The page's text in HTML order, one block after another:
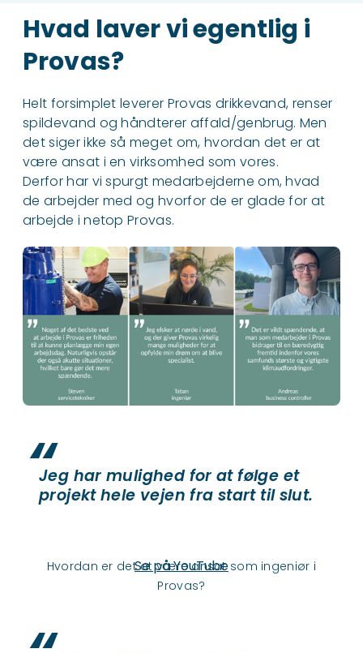
Hvad laver vi egentlig i
Provas?
Helt forsimplet leverer Provas drikkevand, renser
spildevand og håndterer affald/genbrug. Men
det siger ikke så meget om, hvordan det er at
være ansat i en virksomhed som vores.
Derfor har vi spurgt medarbejderne om, hvad
de arbejder med og hvorfor de er glade for at
arbejde i netop Provas.
Jeg har mulighed for at følge et
projekt hele vejen fra start til slut.
Se på YouTube
Hvordan er det at være ansat som ingeniør i
Provas?